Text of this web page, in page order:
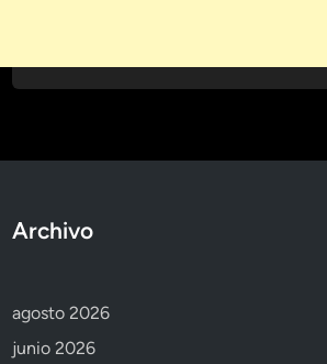
Archivo
agosto 2026
junio 2026